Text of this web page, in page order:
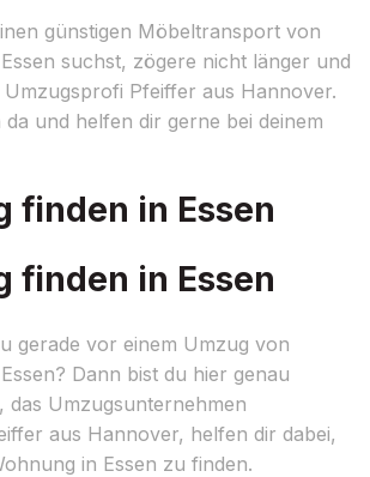
günstigen Möbeltransport von
suchst, zögere nicht länger und
Pfeiffer aus Hannover.
und helfen dir gerne bei deinem
finden in Essen
finden in Essen
gerade vor einem Umzug von
Dann bist du hier genau
das Umzugsunternehmen
aus Hannover, helfen dir dabei,
in Essen zu finden.